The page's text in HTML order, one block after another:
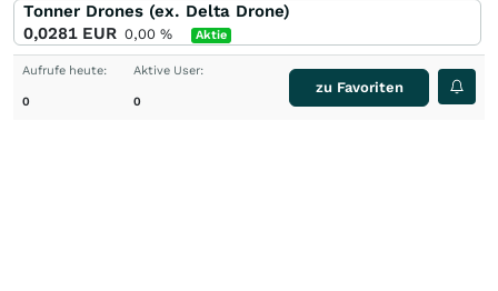
Tonner Drones (ex. Delta Drone)
0,0281 EUR 0,00 % Aktie
Aufrufe heute:
0
Aktive User:
0
zu Favoriten